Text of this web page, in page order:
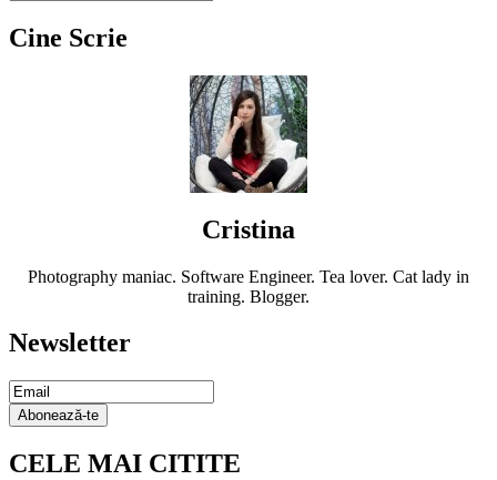
Cine Scrie
Cristina
Photography maniac. Software Engineer. Tea lover. Cat lady in
training. Blogger.
Newsletter
Email
Subscription
Abonează-te
CELE MAI CITITE